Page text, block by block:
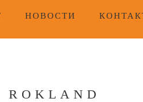
НОВОСТИ